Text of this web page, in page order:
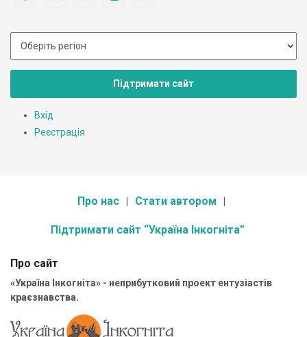
Підтримати сайт
Вхід
Реєстрація
Про нас Стати автором
Підтримати сайт “Україна Інкогніта”
Про сайт
«Україна Інкогніта» - неприбутковий проект ентузіастів
краєзнавства.